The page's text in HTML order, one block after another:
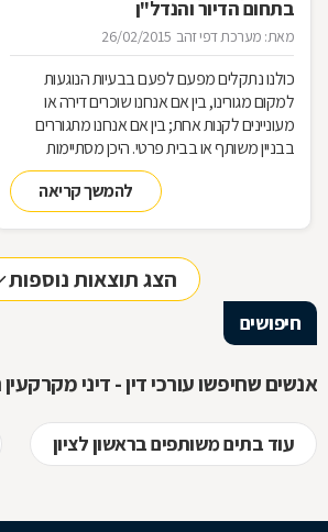
בתחום הדיור והנדל"ן
מאת: מערכת דפי זהב 26/02/2015
כולנו נתקלים מפעם לפעם בבעיות הנוגעות
למקום מגורינו, בין אם אנחנו שוכרים דירה או
מעוניינים לקנות אחת; בין אם אנחנו מתגוררים
בבניין משותף או בבית פרטי. היכן מסתיימות
זכויותינו ביחס לשכנינו? מה אומר החוק בקשר
לחריגות בנייה? האם בניית ממ"ד מחייבת את כל
הדיירים וכו'. כדי לקבל מושג בנוגע למעמדנו
המקרקעין, ריכזנו שאלות שנשאלו בפורום
מקרקעין, ואשר נענו ע"י עו"ד אילן קרייטר
להמשך קריאה
הצג תוצאות נוספות
חיפושים
עוד בתים משותפים בראשון לציון